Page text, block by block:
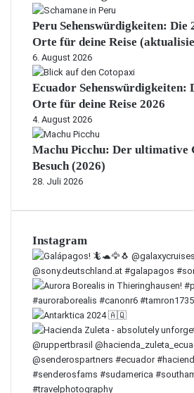
Peru Sehenswürdigkeiten: Die
Orte für deine Reise
6. August 2026
Ecuador Sehenswürdigkeiten:
Orte für deine Reise 2026
4. August 2026
Machu Picchu: Der ultimative
Besuch (2026)
28. Juli 2026
Instagram